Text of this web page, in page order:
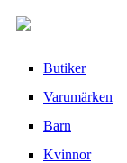
Butiker
Varumärken
Barn
Kvinnor